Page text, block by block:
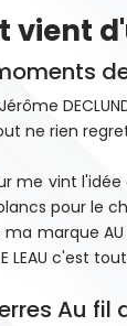
vient
ne rien
me vint
pour le
ma marque
LEAU c'est
Au